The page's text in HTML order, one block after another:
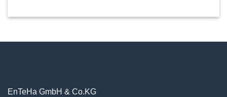
EnTeHa GmbH & Co.KG